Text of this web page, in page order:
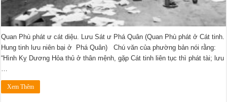
Quan Phù phát ư cát diệu. Lưu Sát ư Phá Quân (Quan Phù phát ở Cát tinh.
Hung tinh lưu niên bại ở Phá Quân) Chú văn của phường bản nói rằng:
“Hình Kỵ Dương Hỏa thủ ở thân mệnh, gặp Cát tinh liên tục thì phát tài; lưu
Xem Thêm